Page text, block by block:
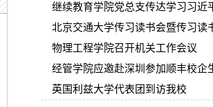
继续教育学院党总支传达学习习近
北京交通大学传习读书会暨传习读
物理工程学院召开机关工作会议
经管学院应邀赴深圳参加顺丰校企
英国利兹大学代表团到访我校